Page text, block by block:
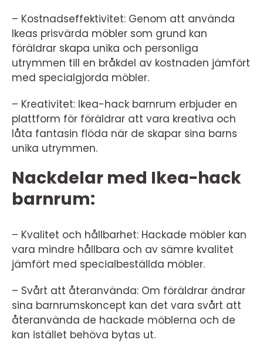
– Kostnadseffektivitet: Genom att använda
Ikeas prisvärda möbler som grund kan
föräldrar skapa unika och personliga
utrymmen till en bråkdel av kostnaden jämfört
med specialgjorda möbler.
– Kreativitet: Ikea-hack barnrum erbjuder en
plattform för föräldrar att vara kreativa och
låta fantasin flöda när de skapar sina barns
unika utrymmen.
Nackdelar med Ikea-hack
barnrum:
– Kvalitet och hållbarhet: Hackade möbler kan
vara mindre hållbara och av sämre kvalitet
jämfört med specialbeställda möbler.
– Svårt att återanvända: Om föräldrar ändrar
sina barnrumskoncept kan det vara svårt att
återanvända de hackade möblerna och de
kan istället behöva bytas ut.